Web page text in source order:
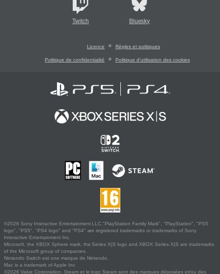
Twitch Bluesky
Licence Règles et politiques
Politique de confidentialité Politique d'utilisation des cookies
©2026 Sony Interactive Entertainment LLC."PlayStation Family Mark", "PlayStation", "PS5
logo", "PS5", "PS4 logo" and "PS4" are registered trademarks or trademarks of Sony
Interactive Entertainment Inc.
Microsoft, the XBOX Sphere mark, the Series X|S logo and XBOX Series X|S are trademarks
of the Microsoft group of companies.
Nintendo Switch est une marque de Nintendo.
Mac is a trademark of Apple Inc.
©2026 Valve Corporation. Steam et le logo Steam sont des marques déposées et/ou des